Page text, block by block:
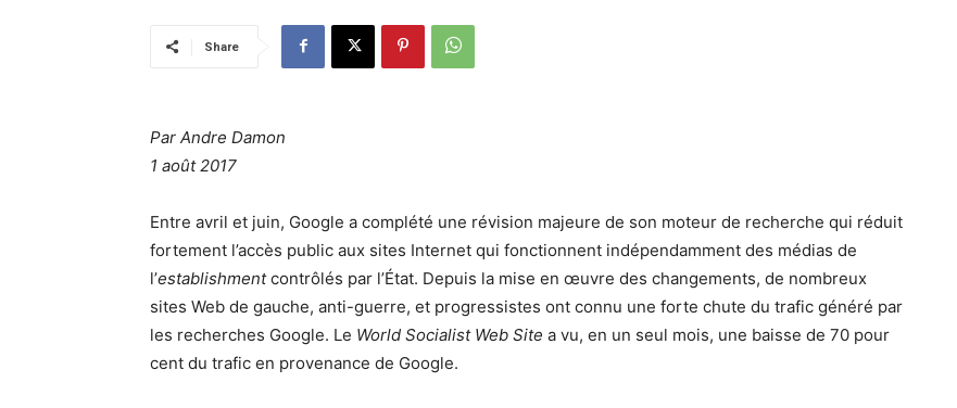
Share
Par Andre Damon
1 août 2017
Entre avril et juin, Google a complété une révision majeure de son moteur de recherche qui réduit
fortement l’accès public aux sites Internet qui fonctionnent indépendamment des médias de
l’establishmentcontrôlés par l’État. Depuis la mise en œuvre des changements, de nombreux
sites Web de gauche, anti-guerre, et progressistes ont connu une forte chute du trafic généré par
les recherches Google. Le World Socialist Web Site a vu, en un seul mois, une baisse de 70 pour
cent du trafic en provenance de Google.